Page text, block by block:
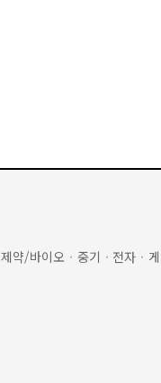
제약/바이오 · 중기 · 전자 ·